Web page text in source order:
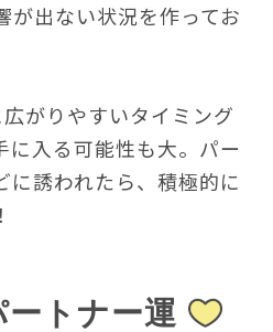
が出ない状況を作ってお
がりやすいタイミング
に入る可能性も大。パー
に誘われたら、積極的に
ートナー運